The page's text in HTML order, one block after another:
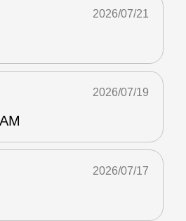
2026/07/21
2026/07/19
2026/07/17